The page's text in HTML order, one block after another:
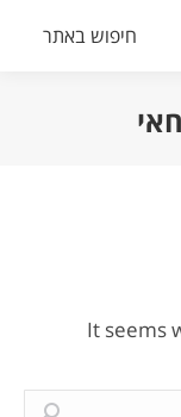
Search:
חיפוש באתר
It seems